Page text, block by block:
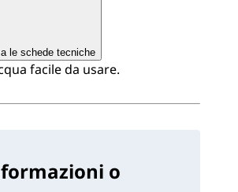
le schede tecniche
facile da usare.
o